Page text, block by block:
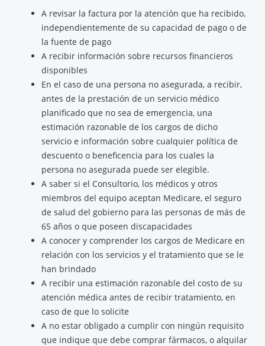
A revisar la factura por la atención que ha recibido,
independientemente de su capacidad de pago o de
la fuente de pago
A recibir información sobre recursos financieros
disponibles
En el caso de una persona no asegurada, a recibir,
antes de la prestación de un servicio médico
planificado que no sea de emergencia, una
estimación razonable de los cargos de dicho
servicio e información sobre cualquier política de
descuento o beneficencia para los cuales la
persona no asegurada puede ser elegible.
A saber si el Consultorio, los médicos y otros
miembros del equipo aceptan Medicare, el seguro
de salud del gobierno para las personas de más de
65 años o que poseen discapacidades
A conocer y comprender los cargos de Medicare en
relación con los servicios y el tratamiento que se le
han brindado
A recibir una estimación razonable del costo de su
atención médica antes de recibir tratamiento, en
caso de que lo solicite
A no estar obligado a cumplir con ningún requisito
que indique que debe comprar fármacos, o alquilar